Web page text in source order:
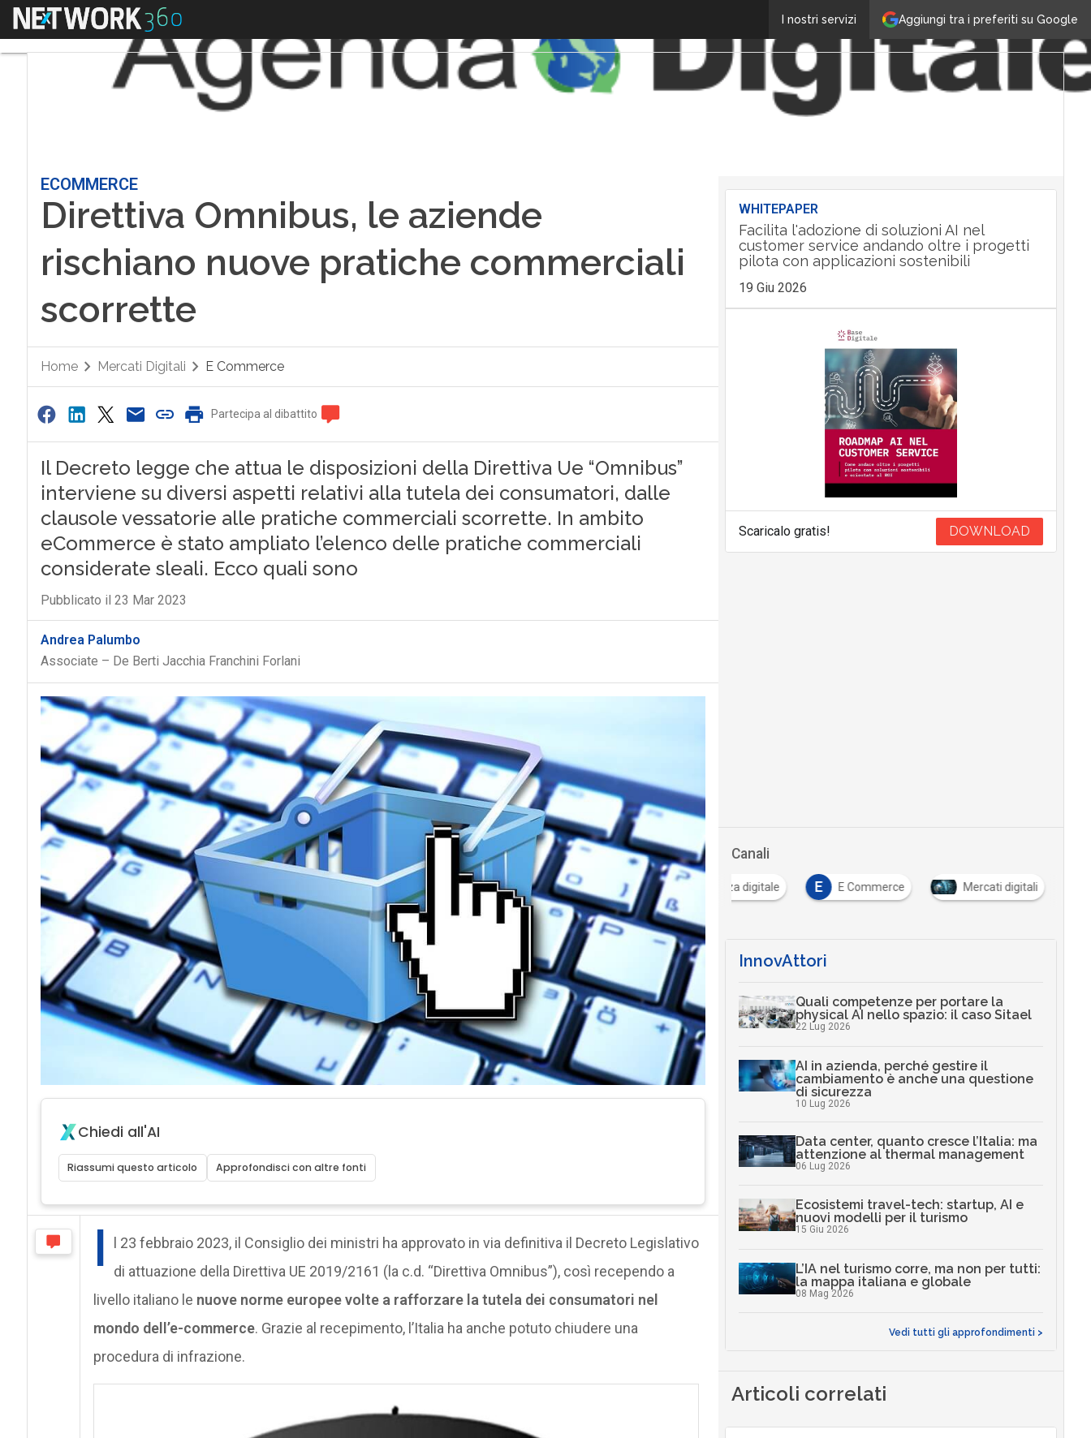
Aggiungi tra i preferiti su Google
I nostri servizi
Menu
ECOMMERCE
Direttiva Omnibus, le aziende
rischiano nuove pratiche commerciali
scorrette
Home Mercati Digitali E Commerce
Partecipa al dibattito
Il Decreto legge che attua le disposizioni della Direttiva Ue “Omnibus”
interviene su diversi aspetti relativi alla tutela dei consumatori, dalle
clausole vessatorie alle pratiche commerciali scorrette. In ambito
eCommerce è stato ampliato l’elenco delle pratiche commerciali
considerate sleali. Ecco quali sono
Pubblicato il 23 Mar 2023
Andrea Palumbo
Associate – De Berti Jacchia Franchini Forlani
Chiedi all'AI
Riassumi questo articolo Approfondisci con altre fonti
I
l 23 febbraio 2023, il Consiglio dei ministri ha approvato in via definitiva il Decreto Legislativo
di attuazione della Direttiva UE 2019/2161 (la c.d. “Direttiva Omnibus”), così recependo a
livello italiano le nuove norme europee volte a rafforzare la tutela dei consumatori nel
mondo dell’e-commerce. Grazie al recepimento, l’Italia ha anche potuto chiudere una
procedura di infrazione.
WHITEPAPER
Facilita l'adozione di soluzioni AI nel
customer service andando oltre i progetti
pilota con applicazioni sostenibili
19 Giu 2026
Scaricalo gratis! DOWNLOAD
Canali
Cittadinanza digitale E E Commerce Mercati digitali
InnovAttori
Quali competenze per portare la
physical AI nello spazio: il caso Sitael
22 Lug 2026
AI in azienda, perché gestire il
cambiamento è anche una questione
di sicurezza
10 Lug 2026
Data center, quanto cresce l’Italia: ma
attenzione al thermal management
06 Lug 2026
Ecosistemi travel-tech: startup, AI e
nuovi modelli per il turismo
15 Giu 2026
L’IA nel turismo corre, ma non per tutti:
la mappa italiana e globale
08 Mag 2026
Vedi tutti gli approfondimenti >
Articoli correlati